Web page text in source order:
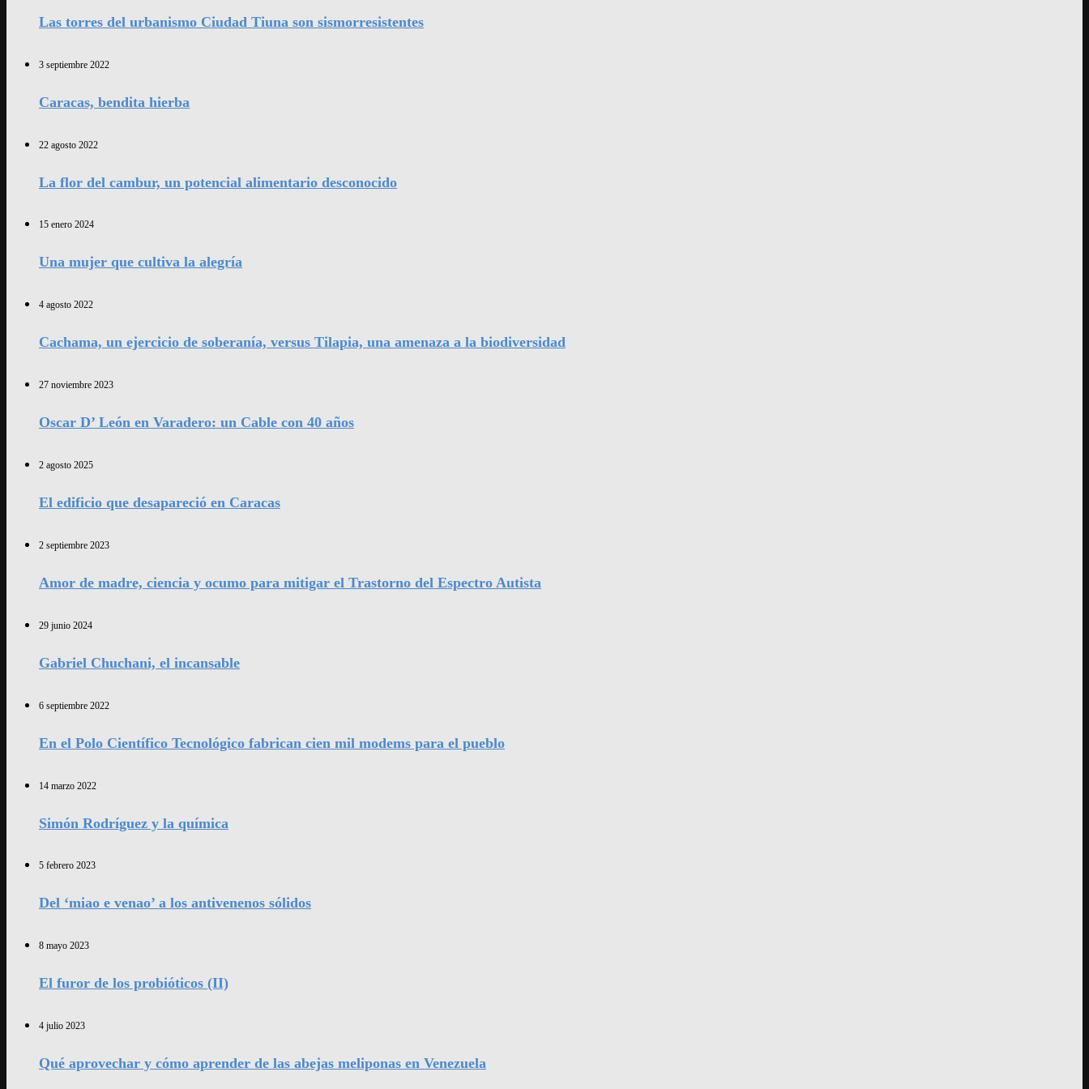
Las torres del urbanismo Ciudad Tiuna son sismorresistentes
3 septiembre 2022
Caracas, bendita hierba
22 agosto 2022
La flor del cambur, un potencial alimentario desconocido
15 enero 2024
Una mujer que cultiva la alegría
4 agosto 2022
Cachama, un ejercicio de soberanía, versus Tilapia, una amenaza a la biodiversidad
27 noviembre 2023
Oscar D’ León en Varadero: un Cable con 40 años
2 agosto 2025
El edificio que desapareció en Caracas
2 septiembre 2023
Amor de madre, ciencia y ocumo para mitigar el Trastorno del Espectro Autista
29 junio 2024
Gabriel Chuchani, el incansable
6 septiembre 2022
En el Polo Científico Tecnológico fabrican cien mil modems para el pueblo
14 marzo 2022
Simón Rodríguez y la química
5 febrero 2023
Del ‘miao e venao’ a los antivenenos sólidos
8 mayo 2023
El furor de los probióticos (II)
4 julio 2023
Qué aprovechar y cómo aprender de las abejas meliponas en Venezuela